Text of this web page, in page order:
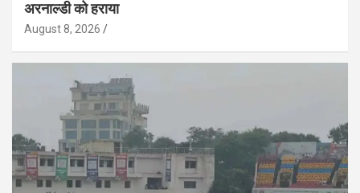
अरनाल्डी को हराया
August 8, 2026